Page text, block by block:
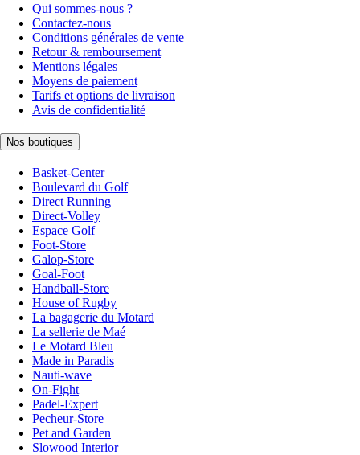
Qui sommes-nous ?
Contactez-nous
Conditions générales de vente
Retour & remboursement
Mentions légales
Moyens de paiement
Tarifs et options de livraison
Avis de confidentialité
Nos boutiques
Basket-Center
Boulevard du Golf
Direct Running
Direct-Volley
Espace Golf
Foot-Store
Galop-Store
Goal-Foot
Handball-Store
House of Rugby
La bagagerie du Motard
La sellerie de Maé
Le Motard Bleu
Made in Paradis
Nauti-wave
On-Fight
Padel-Expert
Pecheur-Store
Pet and Garden
Slowood Interior